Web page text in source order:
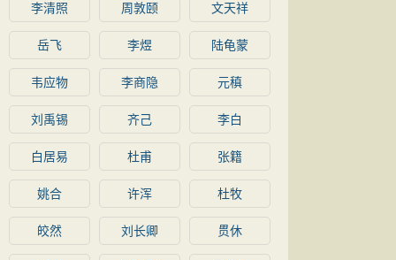
李清照 周敦颐 文天祥
岳飞 李煜 陆龟蒙
韦应物 李商隐 元稹
刘禹锡 齐己 李白
白居易 杜甫 张籍
姚合 许浑 杜牧
皎然 刘长卿 贯休